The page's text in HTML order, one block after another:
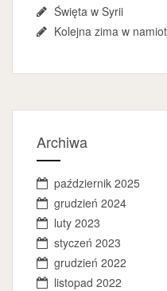
Święta w Syrii
Kolejna zima w
Archiwa
październik 2025
grudzień 2024
luty 2023
styczeń 2023
grudzień 2022
listopad 2022